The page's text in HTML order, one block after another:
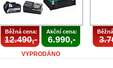
Běžná cena:
12.490,-
Akční cena:
6.990,-
VYPRODÁNO